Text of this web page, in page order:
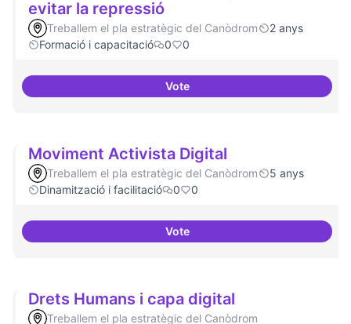
evitar la repressió
Treballem el pla estratègic del Canòdrom
2 anys
Formació i capacitació
0 0
VoteTècniques de seguretat digital
Moviment Activista Digital
Treballem el pla estratègic del Canòdrom
5 anys
Dinamització i facilitació
0 0
VoteMoviment Activista Digital
Drets Humans i capa digital
Treballem el pla estratègic del Canòdrom